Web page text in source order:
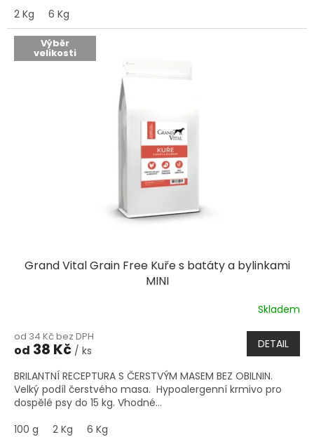
2 Kg 6 Kg
Výběr
velikosti
Grand Vital Grain Free Kuře s batáty a bylinkami
MINI
produktu
je
z
5
hvězdiček.
Skladem
od 34 Kč bez DPH
od 38 Kč / ks DETAIL
BRILANTNÍ RECEPTURA S ČERSTVÝM MASEM BEZ OBILNIN.
Velký podíl čerstvého masa. Hypoalergenní krmivo pro
dospělé psy do 15 kg. Vhodné...
100 g
2 Kg 6 Kg